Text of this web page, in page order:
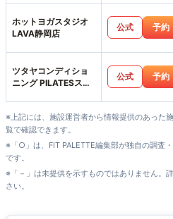
ホットヨガスタジオ
LAVA静岡店
公式 予約
ツタヤコンディショ
ニング PILATESスポ
公式 予約
※上記には、施設運営者から情報提供のあった
覧で確認できます。
※「○」は、FIT PALETTE編集部が独自の調査
です。
※「－」は未提供を示すものではありません。
さい。